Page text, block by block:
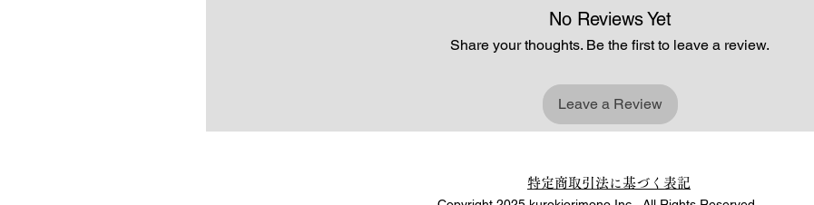
No Reviews Yet
Share your thoughts. Be the first to leave a review.
Leave a Review
特定商取引法に基づく表記